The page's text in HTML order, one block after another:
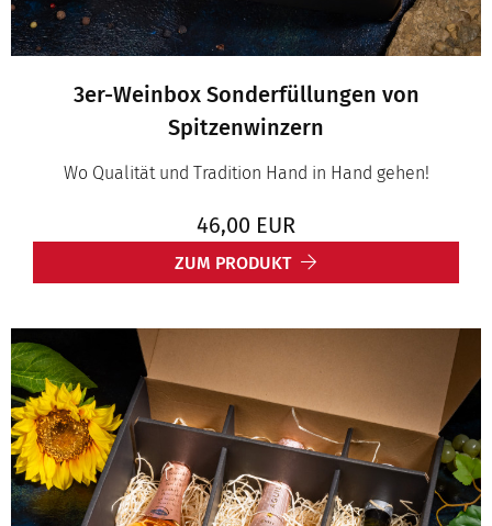
3er-Weinbox Sonderfüllungen von
Spitzenwinzern
Wo Qualität und Tradition Hand in Hand gehen!
46,00 EUR
ZUM PRODUKT